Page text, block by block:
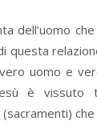
dell’uomo
questa
uomo e
è